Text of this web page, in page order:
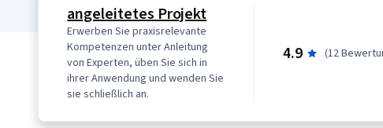
angeleitetes Projekt
Erwerben Sie praxisrelevante
Kompetenzen unter Anleitung
von Experten, üben Sie sich in
ihrer Anwendung und wenden Sie
sie schließlich an.
4.9 (12